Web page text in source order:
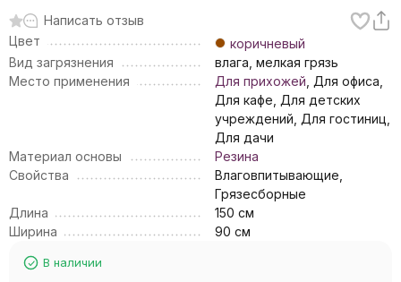
Написать отзыв
Цвет
коричневый
Вид загрязнения
влага, мелкая грязь
Место применения
Для прихожей , Для офиса,
Для кафе, Для детских
учреждений, Для гостиниц,
Для дачи
Материал основы
Резина
Свойства
Влаговпитывающие,
Грязесборные
Длина
150 см
Ширина
90 см
В наличии